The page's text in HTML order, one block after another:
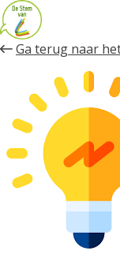
Ga terug naar